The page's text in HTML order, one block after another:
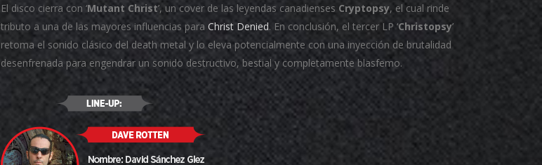
El disco cierra con ‘Mutant Christ’, un cover de las leyendas canadienses Cryptopsy, el cual rinde
tributo a una de las mayores influencias para Christ Denied. En conclusión, el tercer LP ‘Christopsy’
retoma el sonido clásico del death metal y lo eleva potencialmente con una inyección de brutalidad
desenfrenada para engendrar un sonido destructivo, bestial y completamente blasfemo.